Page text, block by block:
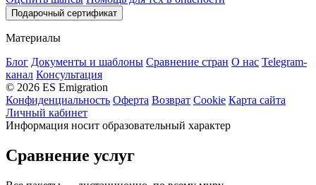
Подарочный сертификат
Материалы
Блог Документы и шаблоны Сравнение стран О нас Telegram-
канал Консультация
© 2026 ES Emigration
Конфиденциальность Оферта Возврат Cookie Карта сайта
Личный кабинет
Информация носит образовательный характер
Сравнение услуг